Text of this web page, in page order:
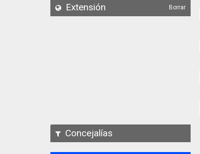
Extensión Borrar
Concejalías